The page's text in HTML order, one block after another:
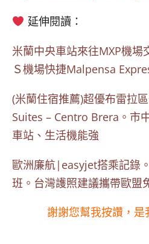
延伸閱讀：
米蘭中央車站來往MXP機場
Ｓ機場快捷Malpensa
(米蘭住宿推薦)超優布雷拉
Suites – Centro Brera。市
車站、生活機能強
歐洲廉航|easyjet搭乘記錄
班。台灣護照建議攜帶歐盟
謝謝您幫我按讚，是